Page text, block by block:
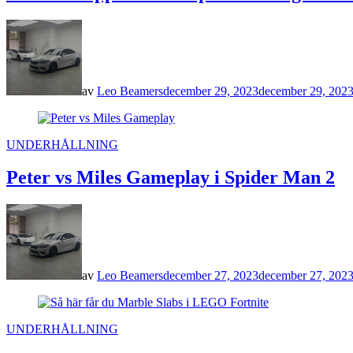
av Leo Beamersdecember 29, 2023december 29, 2023
POSTED
UNDERHÅLLNING
Peter vs Miles Gameplay i Spider Man 2
av Leo Beamersdecember 27, 2023december 27, 2023
POSTED
UNDERHÅLLNING